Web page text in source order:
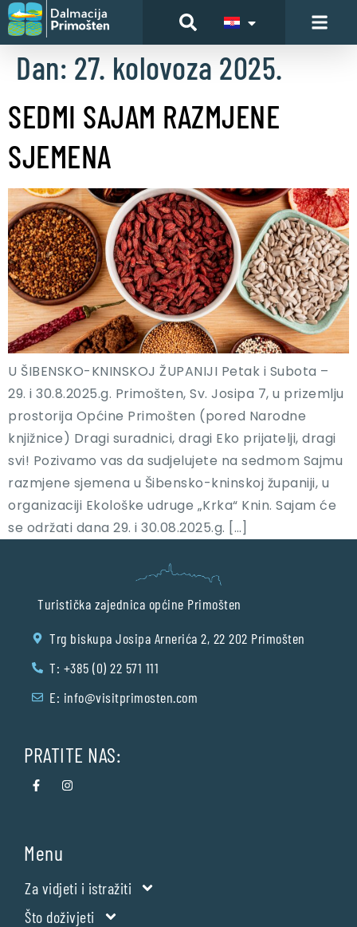
Dan: 27. kolovoza 2025.
SEDMI SAJAM RAZMJENE
SJEMENA
U ŠIBENSKO-KNINSKOJ ŽUPANIJI Petak i Subota –
29. i 30.8.2025.g. Primošten, Sv. Josipa 7, u prizemlju
prostorija Općine Primošten (pored Narodne
knjižnice) Dragi suradnici, dragi Eko prijatelji, dragi
svi! Pozivamo vas da sudjelujete na sedmom Sajmu
razmjene sjemena u Šibensko-kninskoj županiji, u
organizaciji Ekološke udruge „Krka“ Knin. Sajam će
se održati dana 29. i 30.08.2025.g. […]
Turistička zajednica općine Primošten
Trg biskupa Josipa Arnerića 2, 22 202 Primošten
T: +385 (0) 22 571 111
E: info@visitprimosten.com
PRATITE NAS:
Menu
Za vidjeti i istražiti
Što doživjeti